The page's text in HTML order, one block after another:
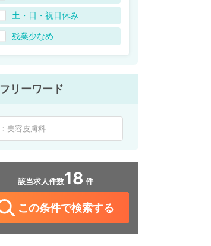
土・日・祝日休み
残業少なめ
フリーワード
該当求人件数18 件
この条件で検索する